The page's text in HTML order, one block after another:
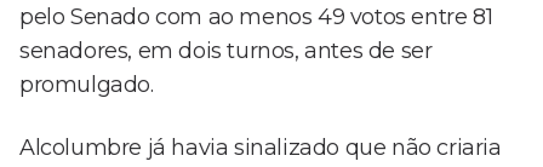
pelo Senado com ao menos 49 votos entre 81
senadores, em dois turnos, antes de ser
promulgado.
Alcolumbre já havia sinalizado que não criaria